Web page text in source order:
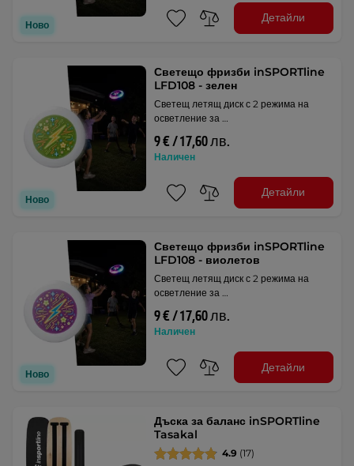
Ново Детайли
Ново
Светещо фризби inSPORTline
LFD108 - зелен
Светещ летящ диск с 2 режима на
осветление за …
9 € / 17,60 лв.
Наличен
Детайли
Ново
Светещо фризби inSPORTline
LFD108 - виолетов
Светещ летящ диск с 2 режима на
осветление за …
9 € / 17,60 лв.
Наличен
Детайли
Дъска за баланс inSPORTline
Tasakal
4.9 (17)